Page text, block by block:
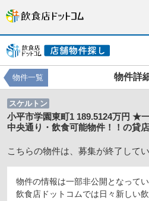
物件詳
物件一覧
スケルトン
小平市学園東町1 189.5124万円 ★
中央通り・飲食可能物件！！の貸
こちらの物件は、募集が終了してい
物件の情報は一部非公開となってい
飲食店ドットコムでは日々新しい